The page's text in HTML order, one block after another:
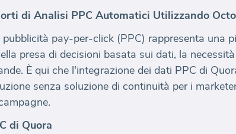
di Analisi PPC Automatici Utilizzando
pay-per-click (PPC) rappresenta una
presa di decisioni basata sui dati, la
È qui che l'integrazione dei dati PPC di
senza soluzione di continuità per i
di Quora